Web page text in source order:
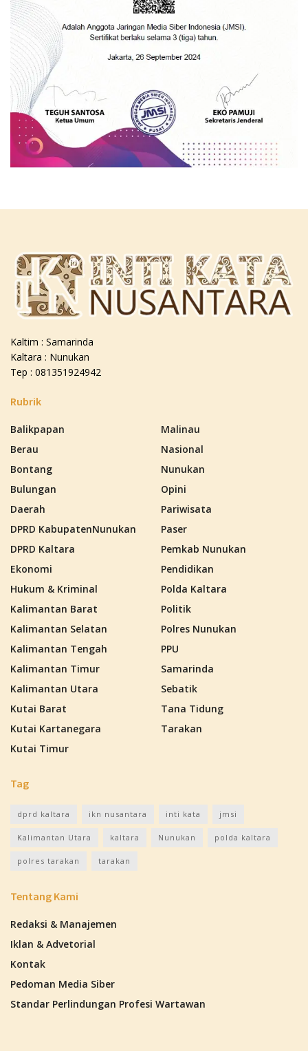
Kaltim : Samarinda
Kaltara : Nunukan
Tep : 081351924942
Rubrik
Balikpapan
Berau
Bontang
Bulungan
Daerah
DPRD KabupatenNunukan
DPRD Kaltara
Ekonomi
Hukum & Kriminal
Kalimantan Barat
Kalimantan Selatan
Kalimantan Tengah
Kalimantan Timur
Kalimantan Utara
Kutai Barat
Kutai Kartanegara
Kutai Timur
Malinau
Nasional
Nunukan
Opini
Pariwisata
Paser
Pemkab Nunukan
Pendidikan
Polda Kaltara
Politik
Polres Nunukan
PPU
Samarinda
Sebatik
Tana Tidung
Tarakan
Tag
dprd kaltara ikn nusantara inti kata jmsi
Kalimantan Utara kaltara Nunukan polda kaltara
polres tarakan tarakan
Tentang Kami
Redaksi & Manajemen
Iklan & Advetorial
Kontak
Pedoman Media Siber
Standar Perlindungan Profesi Wartawan